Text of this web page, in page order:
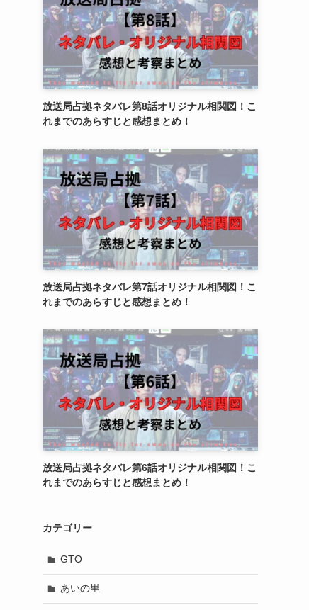
放送局占拠ネタバレ第8話オリジナル相関図！こ
れまでのあらすじと感想まとめ！
放送局占拠ネタバレ第7話オリジナル相関図！こ
れまでのあらすじと感想まとめ！
放送局占拠ネタバレ第6話オリジナル相関図！こ
れまでのあらすじと感想まとめ！
カテゴリー
GTO
あいの里